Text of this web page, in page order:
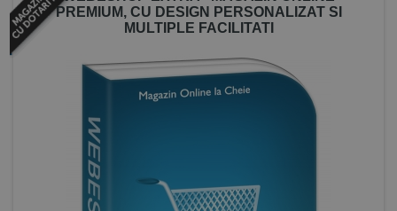
PREMIUM, CU DESIGN PERSONALIZAT SI
MULTIPLE FACILITATI